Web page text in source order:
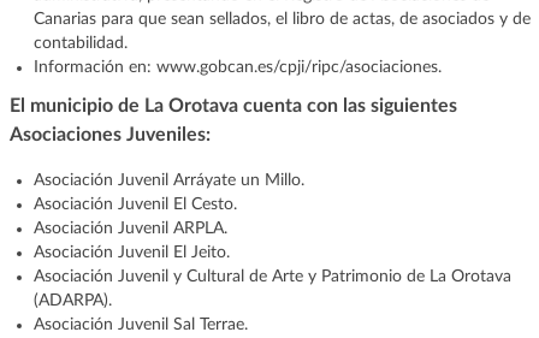
Canarias para que sean sellados, el libro de actas, de asociados y de
contabilidad.
Información en: www.gobcan.es/cpji/ripc/asociaciones.
El municipio de La Orotava cuenta con las siguientes
Asociaciones Juveniles:
Asociación Juvenil Arráyate un Millo.
Asociación Juvenil El Cesto.
Asociación Juvenil ARPLA.
Asociación Juvenil El Jeito.
Asociación Juvenil y Cultural de Arte y Patrimonio de La Orotava
(ADARPA).
Asociación Juvenil Sal Terrae.